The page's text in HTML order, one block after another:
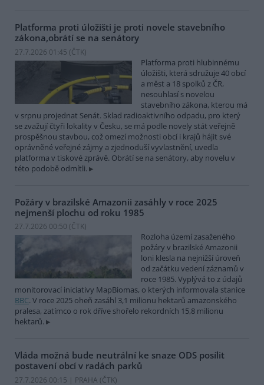
Platforma proti úložišti je proti novele stavebního
zákona,obrátí se na senátory
27.7.2026 01:45 (ČTK)
Platforma proti hlubinnému
úložišti, která sdružuje 40 obcí
a měst a 18 spolků z ČR,
nesouhlasí s novelou
stavebního zákona, kterou má
v srpnu projednat Senát. Sklad radioaktivního odpadu, pro který
se zvažují čtyři lokality v Česku, se má podle novely stát veřejně
prospěšnou stavbou, což omezí možnosti obcí i krajů hájit své
oprávněné veřejné zájmy a zjednoduší vyvlastnění, uvedla
platforma v tiskové zprávě. Obrátí se na senátory, aby novelu v
této podobě odmítli.
Požáry v brazilské Amazonii zasáhly v roce 2025
nejmenší plochu od roku 1985
27.7.2026 00:50 (ČTK)
Rozloha území zasaženého
požáry v brazilské Amazonii
loni klesla na nejnižší úroveň
od začátku vedení záznamů v
roce 1985. Vyplývá to z údajů
monitorovací iniciativy MapBiomas, o kterých informovala stanice
BBC. V roce 2025 oheň zasáhl 3,1 milionu hektarů amazonského
pralesa, zatímco o rok dříve shořelo rekordních 15,8 milionu
hektarů.
Vláda možná bude neutrální ke snaze ODS posílit
postavení obcí v radách parků
27.7.2026 00:15 | PRAHA (ČTK)